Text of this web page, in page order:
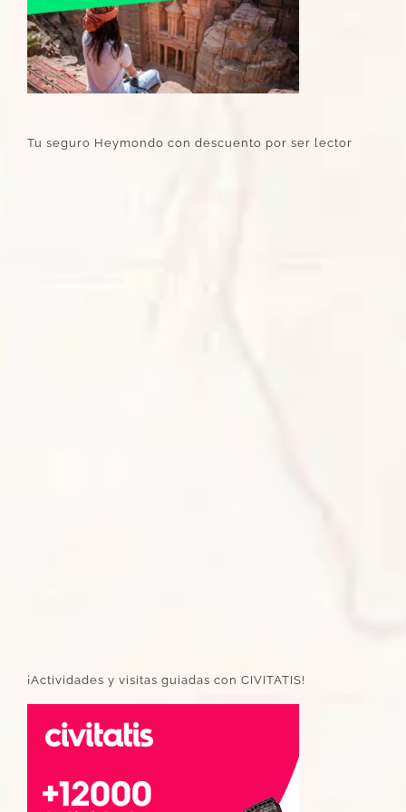
Tu seguro Heymondo con descuento por ser lector
¡Actividades y visitas guiadas con CIVITATIS!